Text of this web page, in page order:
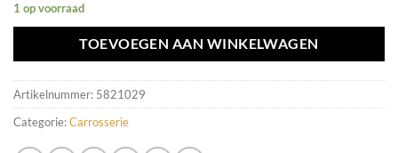
1 op voorraad
TOEVOEGEN AAN WINKELWAGEN
Artikelnummer: 5821029
Categorie:Carrosserie